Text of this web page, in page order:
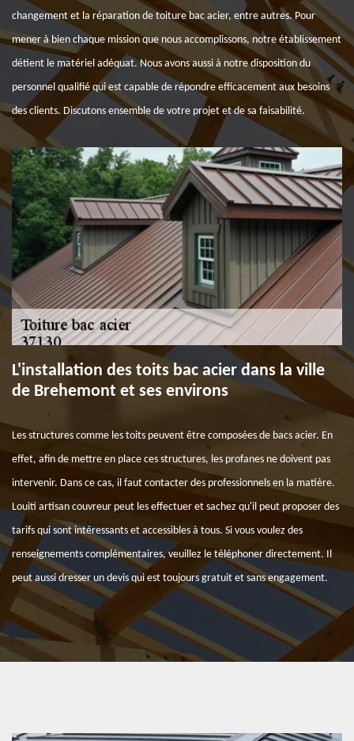
changement et la réparation de toiture bac acier, entre autres. Pour
mener à bien chaque mission que nous accomplissons, notre établissement
détient le matériel adéquat. Nous avons aussi à notre disposition du
personnel qualifié qui est capable de répondre efficacement aux besoins
des clients. Discutons ensemble de votre projet et de sa faisabilité.
L'installation des toits bac acier dans la ville
de Brehemont et ses environs
Les structures comme les toits peuvent être composées de bacs acier. En
effet, afin de mettre en place ces structures, les profanes ne doivent pas
intervenir. Dans ce cas, il faut contacter des professionnels en la matière.
Louiti artisan couvreur peut les effectuer et sachez qu'il peut proposer des
tarifs qui sont intéressants et accessibles à tous. Si vous voulez des
renseignements complémentaires, veuillez le téléphoner directement. Il
peut aussi dresser un devis qui est toujours gratuit et sans engagement.